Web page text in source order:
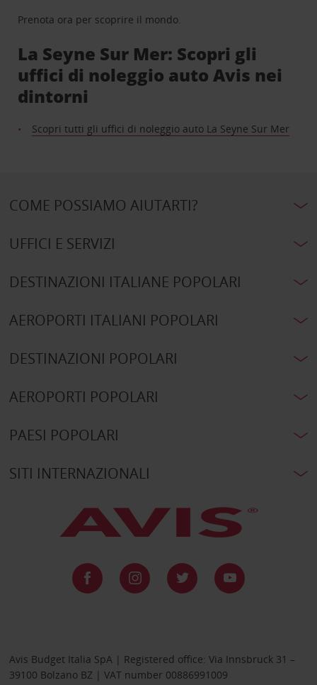
Prenota ora per scoprire il mondo.
La Seyne Sur Mer: Scopri gli
uffici di noleggio auto Avis nei
dintorni
Scopri tutti gli uffici di noleggio auto La Seyne Sur Mer
COME POSSIAMO AIUTARTI?
UFFICI E SERVIZI
DESTINAZIONI ITALIANE POPOLARI
AEROPORTI ITALIANI POPOLARI
DESTINAZIONI POPOLARI
AEROPORTI POPOLARI
PAESI POPOLARI
SITI INTERNAZIONALI
Avis Budget Italia SpA | Registered office: Via Innsbruck 31 –
39100 Bolzano BZ | VAT number 00886991009